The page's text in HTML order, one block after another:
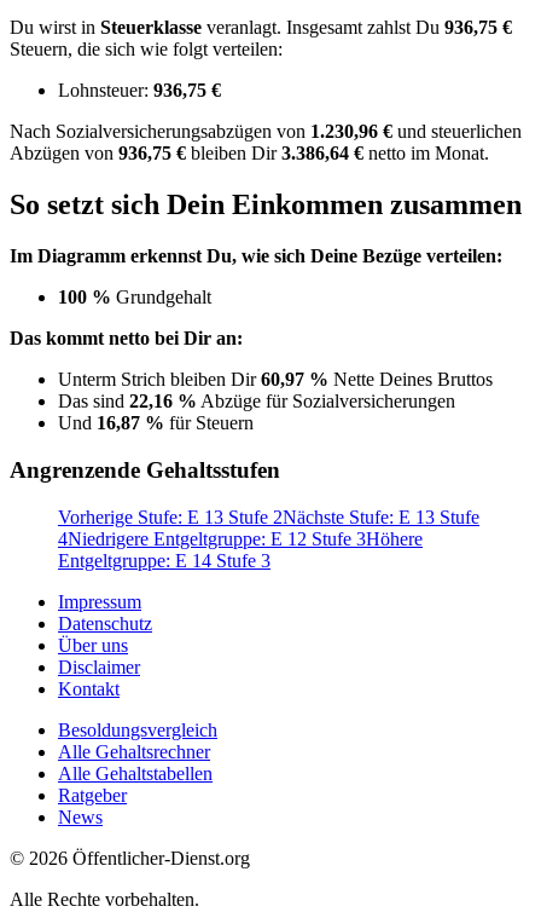
Du wirst in Steuerklasse veranlagt. Insgesamt zahlst Du 936,75 €
Steuern, die sich wie folgt verteilen:
Lohnsteuer: 936,75 €
Nach Sozialversicherungsabzügen von 1.230,96 € und steuerlichen
Abzügen von 936,75 € bleiben Dir3.386,64 € netto im Monat.
So setzt sich Dein Einkommen zusammen
Im Diagramm erkennst Du, wie sich Deine Bezüge verteilen:
100 % Grundgehalt
Das kommt netto bei Dir an:
Unterm Strich bleiben Dir60,97 % Nette Deines Bruttos
Das sind 22,16 % Abzüge für Sozialversicherungen
Und 16,87 % für Steuern
Angrenzende Gehaltsstufen
Vorherige Stufe: E 13 Stufe 2Nächste Stufe: E 13 Stufe
4Niedrigere Entgeltgruppe: E 12 Stufe 3Höhere
Entgeltgruppe: E 14 Stufe 3
Impressum
Datenschutz
Über uns
Disclaimer
Kontakt
Besoldungsvergleich
Alle Gehaltsrechner
Alle Gehaltstabellen
Ratgeber
News
© 2026 Öffentlicher-Dienst.org
Alle Rechte vorbehalten.